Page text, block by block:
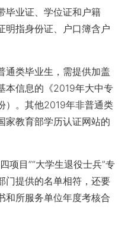
业证、学位证和户籍
明指身份证、户口簿含户
类毕业生，需提供加盖
本信息的《2019年大中专
）。其他2019年非普通类
家教育部学历认证网站的
目”“大学生退役士兵”专
门提供的名单相符，还要
和所服务单位年度考核合